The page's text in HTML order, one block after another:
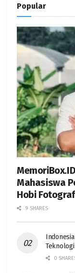
Popular
Mahasiswa
Hobi
9 SHARES
0